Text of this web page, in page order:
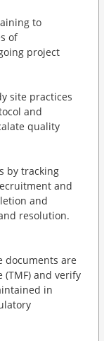
to
of
project
site practices
and
quality
by tracking
and
and
resolution.
documents are
and verify
in